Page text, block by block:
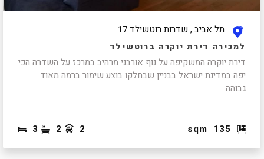
תל אביב , שדרות רוטשילד 17
למכירה דירת יוקרה ברוטשילד
דירת יוקרה המשקיפה על נוף אורבני מרהיב במרכז על השדרה הכי
יפה במדינת ישראל בבניין שבחלקו בוצע שימור ברמה מאוד
גבוהה.
sqm 135
3 2 2